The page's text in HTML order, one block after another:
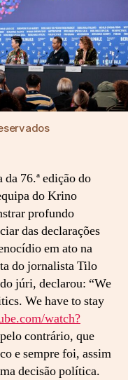
76.ª edição do
do Krino
profundo
das declarações
em ato na
do jornalista Tilo
júri, declarou: “We
We have to stay
watch?
contrário, que
e sempre foi, assim
decisão política.